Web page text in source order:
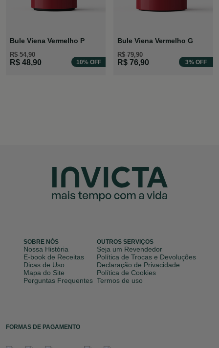
Bule Viena Vermelho P
R$ 54,90
R$ 48,90 10% OFF
Bule Viena Vermelho G
R$ 79,90
R$ 76,90 3% OFF
SOBRE NÓS
Nossa História
E-book de Receitas
Dicas de Uso
Mapa do Site
Perguntas Frequentes
OUTROS SERVIÇOS
Seja um Revendedor
Política de Trocas e Devoluções
Declaração de Privacidade
Política de Cookies
Termos de uso
FORMAS DE PAGAMENTO